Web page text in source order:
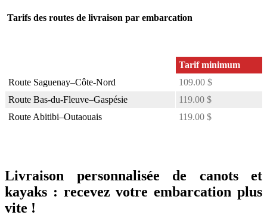
Tarifs des routes de livraison par embarcation
Tarif minimum
Route Saguenay–Côte-Nord
109.00 $
Route Bas-du-Fleuve–Gaspésie
119.00 $
Route Abitibi–Outaouais
119.00 $
Livraison personnalisée de canots et
kayaks : recevez votre embarcation plus
vite !